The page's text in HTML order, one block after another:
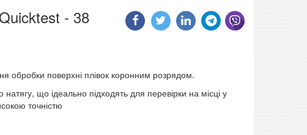
- 38
обробки поверхні плівок коронним розрядом.
що ідеально підходять для перевірки на місці у
точністю